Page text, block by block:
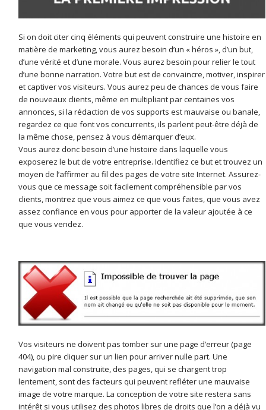
Si on doit citer cinq éléments qui peuvent construire une histoire en
matière de marketing, vous aurez besoin d’un « héros », d’un but,
d’une vérité et d’une morale. Vous aurez besoin pour relier le tout
d’une bonne narration. Votre but est de convaincre, motiver, inspirer
et captiver vos visiteurs. Vous aurez peu de chances de vous faire
de nouveaux clients, même en multipliant par centaines vos
annonces, si la rédaction de vos supports est mauvaise ou banale,
regardez ce que font vos concurrents, ils parlent peut-être déjà de
la même chose, pensez à vous démarquer d’eux.
Vous aurez donc besoin d’une histoire dans laquelle vous
exposerez le but de votre entreprise. Identifiez ce but et trouvez un
moyen de l’affirmer au fil des pages de votre site Internet. Assurez-
vous que ce message soit facilement compréhensible par vos
clients, montrez que vous aimez ce que vous faites, que vous avez
assez confiance en vous pour apporter de la valeur ajoutée à ce
que vous vendez.
Vos visiteurs ne doivent pas tomber sur une page d’erreur (page
404), ou pire cliquer sur un lien pour arriver nulle part. Une
navigation mal construite, des pages, qui se chargent trop
lentement, sont des facteurs qui peuvent refléter une mauvaise
image de votre marque. La conception de votre site restera sans
intérêt si vous utilisez des photos libres de droits que l’on a déjà vu